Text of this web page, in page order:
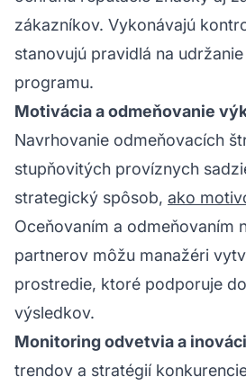
zákazníkov. Vykonávajú
stanovujú pravidlá na
programu.
Motivácia a odmeňovanie
Navrhovanie odmeňovacích
stupňovitých províznych
strategický spôsob, ako
Oceňovaním a odmeňovaním
partnerov môžu manažéri
prostredie, ktoré podporuje
výsledkov.
Monitoring odvetvia a
trendov a stratégií